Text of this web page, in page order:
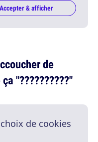
Accepter & afficher
de
"??????????"
de cookies